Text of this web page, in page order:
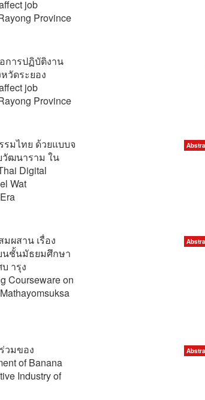
job
Province
การปฏิบัติงาน
วัดระยอง
job
Province
มไทย ด้วยแบบจ
วัฒนาราม ใน
Digital
Wat
ผสาน เรื่อง
นชั้นมัธยมศึกษา
ารุง
Courseware on
วมของ
of Banana
Industry of